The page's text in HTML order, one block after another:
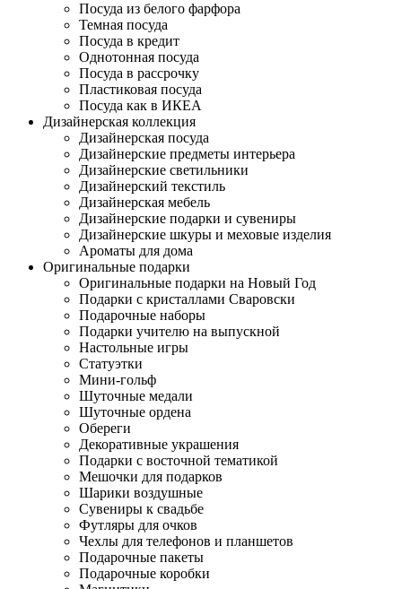
Посуда из белого фарфора
Темная посуда
Посуда в кредит
Однотонная посуда
Посуда в рассрочку
Пластиковая посуда
Посуда как в ИКЕА
Дизайнерская коллекция
Дизайнерская посуда
Дизайнерские предметы интерьера
Дизайнерские светильники
Дизайнерский текстиль
Дизайнерская мебель
Дизайнерские подарки и сувениры
Дизайнерские шкуры и меховые изделия
Ароматы для дома
Оригинальные подарки
Оригинальные подарки на Новый Год
Подарки с кристаллами Сваровски
Подарочные наборы
Подарки учителю на выпускной
Настольные игры
Статуэтки
Мини-гольф
Шуточные медали
Шуточные ордена
Обереги
Декоративные украшения
Подарки с восточной тематикой
Мешочки для подарков
Шарики воздушные
Сувениры к свадьбе
Футляры для очков
Чехлы для телефонов и планшетов
Подарочные пакеты
Подарочные коробки